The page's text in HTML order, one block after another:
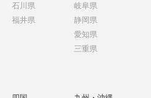
石川県
福井県
岐阜県
静岡県
愛知県
三重県